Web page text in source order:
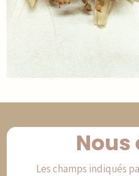
Nous
Les champs indiqués